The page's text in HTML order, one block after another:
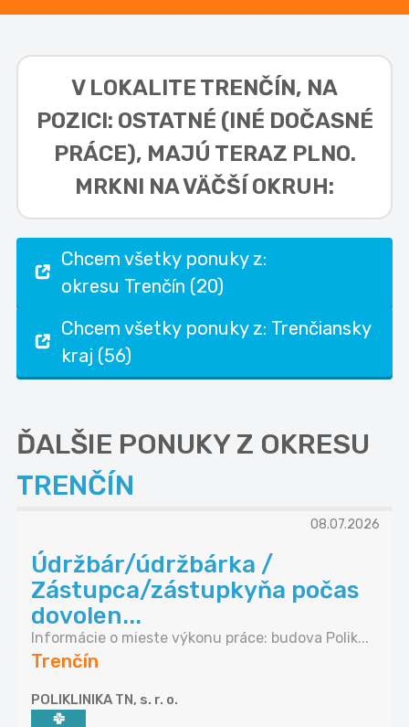
V LOKALITE TRENČÍN, NA
POZICI: OSTATNÉ (INÉ DOČASNÉ
PRÁCE), MAJÚ TERAZ PLNO.
MRKNI NA VÄČŠÍ OKRUH:
Chcem všetky ponuky z:
okresu Trenčín (20)
Chcem všetky ponuky z: Trenčiansky
kraj (56)
ĎALŠIE PONUKY Z OKRESU
TRENČÍN
08.07.2026
Údržbár/údržbárka /
Zástupca/zástupkyňa počas
dovolen...
Informácie o mieste výkonu práce: budova Polik...
Trenčín
POLIKLINIKA TN, s. r. o.